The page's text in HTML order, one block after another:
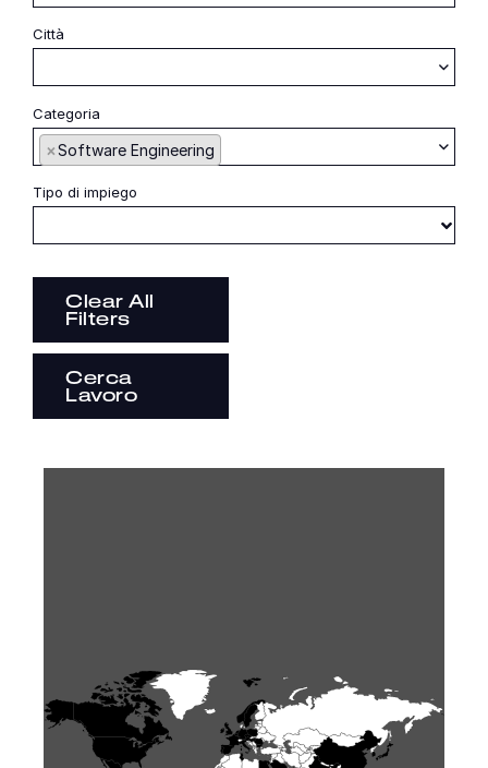
Città
Categoria
×Software Engineering Begin typing to find suggestions
Tipo di impiego
Clear All
Filters
Cerca
Lavoro